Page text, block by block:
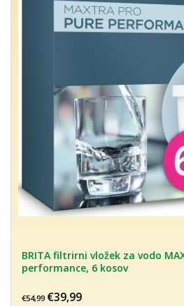
BRITA filtrirni vložek za vodo
performance, 6 kosov
€54,99 €39,99